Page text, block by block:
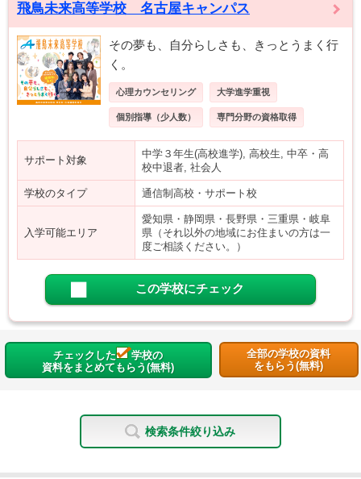
飛鳥未来高等学校 名古屋キャンパス
その夢も、自分らしさも、きっとうまく行
く。
心理カウンセリング 大学進学重視
個別指導（少人数） 専門分野の資格取得
サポート対象
中学３年生(高校進学), 高校生, 中卒・高
校中退者, 社会人
学校のタイプ 通信制高校・サポート校
入学可能エリア
愛知県・静岡県・長野県・三重県・岐阜
県（それ以外の地域にお住まいの方は一
度ご相談ください。）
この学校にチェック
チェックした
学校の
資料をまとめてもらう(無料)
全部の学校の資料
をもらう(無料)
検索条件絞り込み